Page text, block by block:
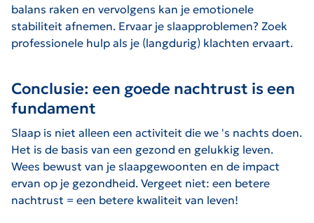
balans raken en vervolgens kan je emotionele
stabiliteit afnemen. Ervaar je slaapproblemen? Zoek
professionele hulp als je (langdurig) klachten ervaart.
Conclusie: een goede nachtrust is een
fundament
Slaap is niet alleen een activiteit die we 's nachts doen.
Het is de basis van een gezond en gelukkig leven.
Wees bewust van je slaapgewoonten en de impact
ervan op je gezondheid. Vergeet niet: een betere
nachtrust = een betere kwaliteit van leven!